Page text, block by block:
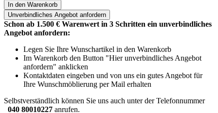
In den Warenkorb
Unverbindliches Angebot anfordern
Schon ab 1.500 € Warenwert in 3 Schritten ein unverbindliches
Angebot anfordern:
Legen Sie Ihre Wunschartikel in den Warenkorb
Im Warenkorb den Button "Hier unverbindliches Angebot
anfordern" anklicken
Kontaktdaten eingeben und von uns ein gutes Angebot für
Ihre Wunschmöblierung per Mail erhalten
Selbstverständlich können Sie uns auch unter der Telefonnummer
040 80010227 anrufen.